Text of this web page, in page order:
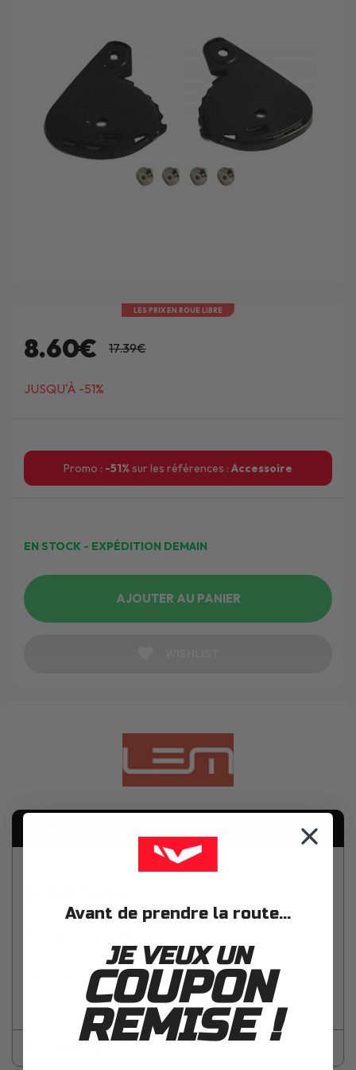
LES PRIX EN ROUE LIBRE
8.60€ 17.39€
JUSQU'À -51%
Promo : -51%sur les références : Accessoire
EN STOCK - EXPÉDITION DEMAIN
AJOUTER AU PANIER
Uniquement compatible avec le casque Bora.
Avant de prendre la route...
JE VEUX UN
COUPON
REMISE !